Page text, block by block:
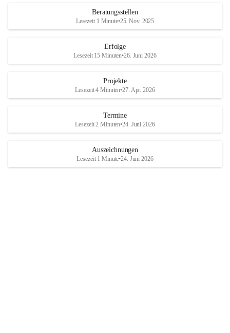
Beratungsstellen
Lesezeit 1 Minute•25. Nov. 2025
Erfolge
Lesezeit 15 Minuten•26. Juni 2026
Projekte
Lesezeit 4 Minuten•27. Apr. 2026
Termine
Lesezeit 2 Minuten•24. Juni 2026
Auszeichnungen
Lesezeit 1 Minute•24. Juni 2026